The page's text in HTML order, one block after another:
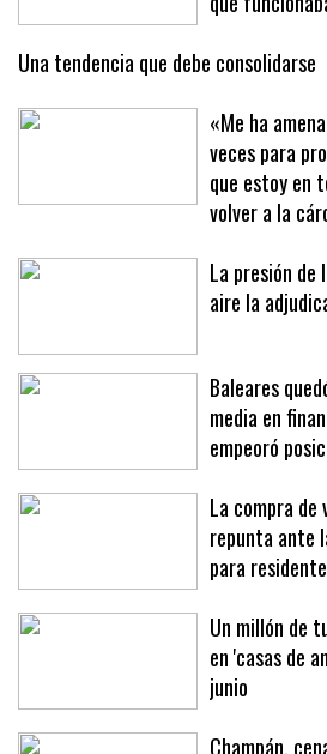
Una tendencia que debe consolidarse
«Me ha
veces para
que estoy en
volver a la
La presión de
aire la
Baleares
media en
empeoró
La compra
repunta ante
para
Un millón de
en 'casas de
junio
Champán,